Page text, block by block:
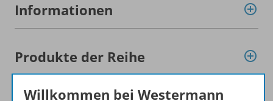
Informationen
Produkte der Reihe
Willkommen bei Westermann